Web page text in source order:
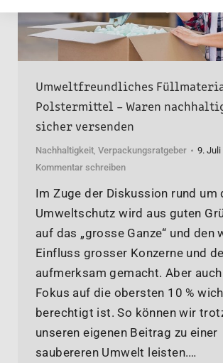
Umweltfreundliches
Polstermittel – Waren
sicher versenden
Nachhaltigkeit Verpackungsratgeber
9. Juli
Kommentar schreiben
Im Zuge der Diskussion rund um
Umweltschutz wird aus guten
auf das „grosse Ganze“ und den
Einfluss grosser Konzerne und
aufmerksam gemacht. Aber
Fokus auf die obersten 10 %
berechtigt ist. So können wir
unseren eigenen Beitrag zu einer
saubereren Umwelt leisten.…